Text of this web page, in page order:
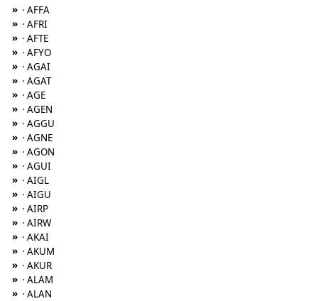
» · AFFA
» · AFRI
» · AFTE
» · AFYO
» · AGAI
» · AGAT
» · AGE
» · AGEN
» · AGGU
» · AGNE
» · AGON
» · AGUI
» · AIGL
» · AIGU
» · AIRP
» · AIRW
» · AKAI
» · AKUM
» · AKUR
» · ALAM
» · ALAN